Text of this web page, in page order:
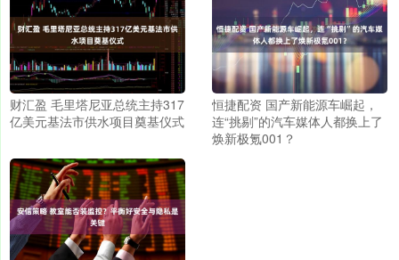
财汇盈 毛里塔尼亚总统主持317
亿美元基法市供水项目奠基仪式
恒捷配资 国产新能源车崛起，
连“挑剔”的汽车媒体人都换上了
焕新极氪001？